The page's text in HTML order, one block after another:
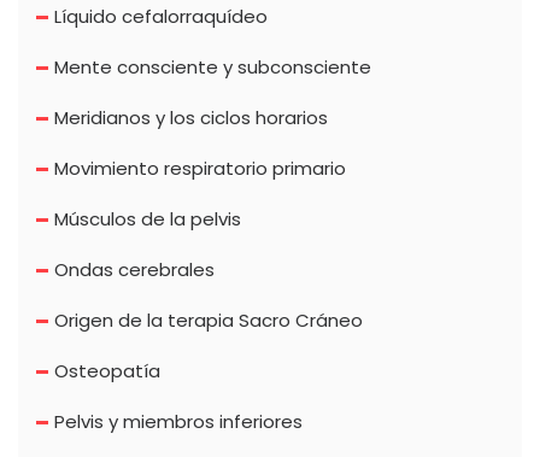
Líquido cefalorraquídeo
Mente consciente y subconsciente
Meridianos y los ciclos horarios
Movimiento respiratorio primario
Músculos de la pelvis
Ondas cerebrales
Origen de la terapia Sacro Cráneo
Osteopatía
Pelvis y miembros inferiores